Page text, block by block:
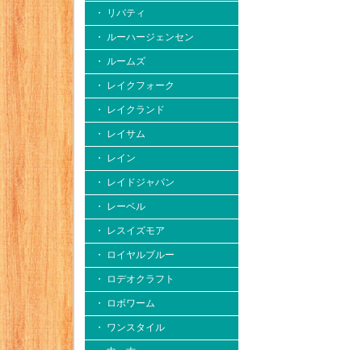
・ リバティ
・ ルーハージェンセン
・ ルームズ
・ レイクフォーク
・ レイクランド
・ レイサム
・ レイン
・ レイドジャパン
・ レーベル
・ レスイズモア
・ ロイヤルブルー
・ ロデオクラフト
・ ロボワーム
・ ワンスタイル